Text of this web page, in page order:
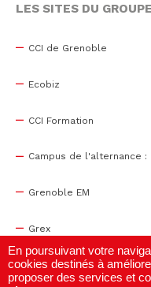
LES SITES DU
CCI de Grenoble
Ecobiz
CCI Formation
Campus de l'alternance :
Grenoble EM
Grex
WTC Grenoble
En poursuivant votre
cookies destinés à
proposer des services et